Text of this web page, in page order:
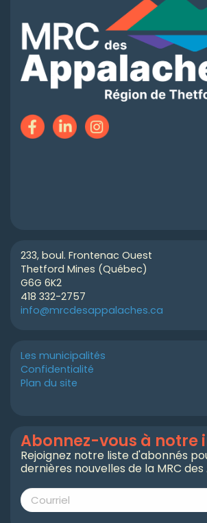
233, boul. Frontenac Ouest
Thetford Mines (Québec)
G6G 6K2
418 332-2757
info@mrcdesappalaches.ca
Les municipalités
Confidentialité
Plan du site
Abonnez-vous à notre
Rejoignez notre liste d'abonnés
dernières nouvelles de la MRC